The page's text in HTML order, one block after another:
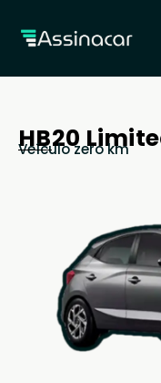
HB20
Veículo zero km